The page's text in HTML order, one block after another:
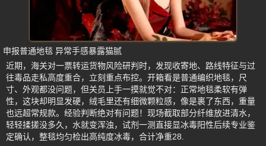
申报普通地毯 异常手感暴露猫腻
近期，海关对一票转运货物风险研判时，发现收寄地、路线特征与过
往毒品走私高度重合，立刻重点布控。开箱看是普通编织地毯，尺
寸、外观都没问题，但关员上手一摸就觉不对：正常地毯柔软有弹
性，这块却明显发硬，绒毛里还有细微颗粒感，像是裹了东西，重量
也远超常规款。经验判断绝对有问题！现场截取部分纤维放进清水，
轻轻揉搓没多久，水就变浑浊，试剂一测直接显冰毒阳性后续专业鉴
定确认，整毯均匀检出高纯度冰毒，合计净重28.